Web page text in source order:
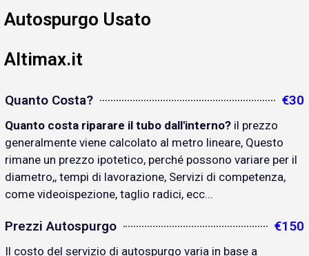
Autospurgo Usato
Altimax.it
Quanto Costa? €30
Quanto costa riparare il tubo dall'interno? il prezzo
generalmente viene calcolato al metro lineare, Questo
rimane un prezzo ipotetico, perché possono variare per il
diametro,, tempi di lavorazione, Servizi di competenza,
come videoispezione, taglio radici, ecc...
Prezzi Autospurgo €150
Il costo del servizio di autospurgo varia in base a